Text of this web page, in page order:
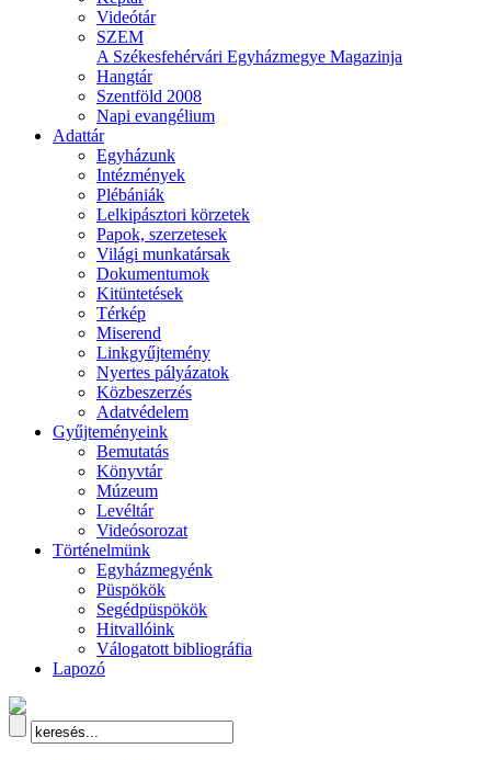
Videótár
SZEM
A Székesfehérvári Egyházmegye Magazinja
Hangtár
Szentföld 2008
Napi evangélium
Adattár
Egyházunk
Intézmények
Plébániák
Lelkipásztori körzetek
Papok, szerzetesek
Világi munkatársak
Dokumentumok
Kitüntetések
Térkép
Miserend
Linkgyűjtemény
Nyertes pályázatok
Közbeszerzés
Adatvédelem
Gyűjteményeink
Bemutatás
Könyvtár
Múzeum
Levéltár
Videósorozat
Történelmünk
Egyházmegyénk
Püspökök
Segédpüspökök
Hitvallóink
Válogatott bibliográfia
Lapozó